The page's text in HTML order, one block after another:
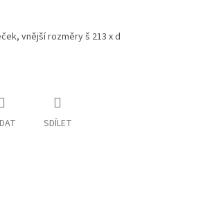
vnější rozměry š 213 x d
SDÍLET